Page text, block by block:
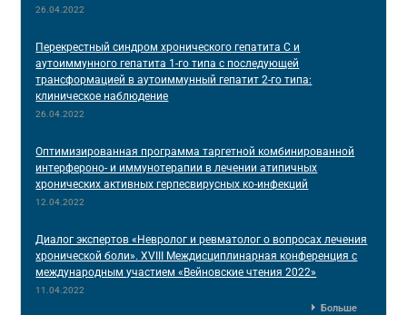
26.04.2022
Перекрестный синдром хронического гепатита С и
аутоиммунного гепатита 1-го типа с последующей
трансформацией в аутоиммунный гепатит 2-го типа:
клиническое наблюдение
26.04.2022
Оптимизированная программа таргетной комбинированной
интерфероно- и иммунотерапии в лечении атипичных
хронических активных герпесвирусных ко-инфекций
12.04.2022
Диалог экспертов «Невролог и ревматолог о вопросах лечения
хронической боли». XVIII Междисциплинарная конференция c
международным участием «Вейновские чтения 2022»
11.04.2022
Больше